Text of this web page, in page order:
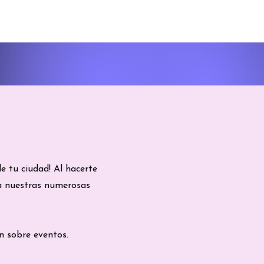
tu ciudad! Al hacerte
numerosas
sobre eventos.